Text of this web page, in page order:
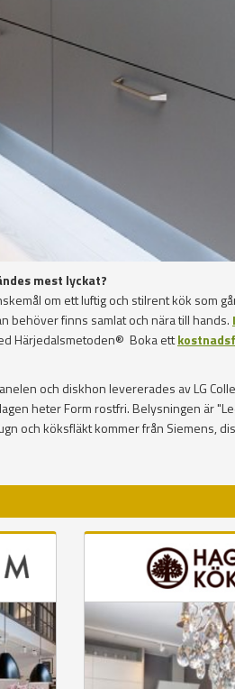
mest lyckat?
om ett luftig och stilrent kök som
behöver finns samlat och nära till hands.
Härjedalsmetoden® Boka ett
och diskhon levererades av LG
heter Form rostfri. Belysningen är
och köksfläkt kommer från Siemens,